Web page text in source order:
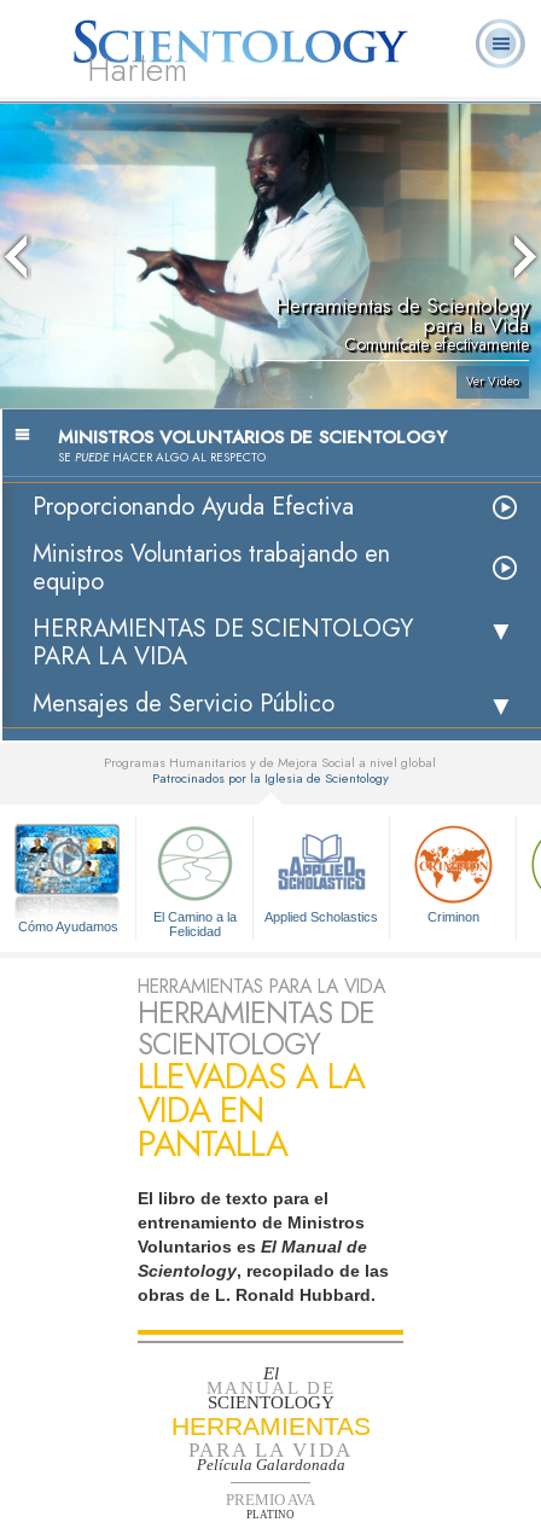
Harlem
Acerca de
Nosotros
L. Ronald
Hubbard
¿Qué es
Scientology?
Ministros
Voluntarios
Preguntas
Frecuentes
Libros
Herramientas de Scientology
para la Vida
Comunícate efectivamente
Ver Video
MINISTROS VOLUNTARIOS DE SCIENTOLOGY
SE PUEDEHACER ALGO AL RESPECTO
Proporcionando Ayuda Efectiva
Ministros Voluntarios trabajando en
equipo
HERRAMIENTAS DE SCIENTOLOGY
PARA LA VIDA
Mensajes de Servicio Público
Programas Humanitarios y de Mejora Social a nivel global
Patrocinados por la Iglesia de Scientology
Cómo Ayudamos
El Camino a la
Felicidad
Applied Scholastics Criminon
HERRAMIENTAS PARA LA VIDA
HERRAMIENTAS DE
SCIENTOLOGY
LLEVADAS A LA
VIDA EN
PANTALLA
El libro de texto para el
entrenamiento de Ministros
Voluntarios es El Manual de
Scientology, recopilado de las
obras de L. Ronald Hubbard.
El
MANUAL DE
SCIENTOLOGY
HERRAMIENTAS
PARA LA VIDA
Película Galardonada
PREMIO AVA
PLATINO